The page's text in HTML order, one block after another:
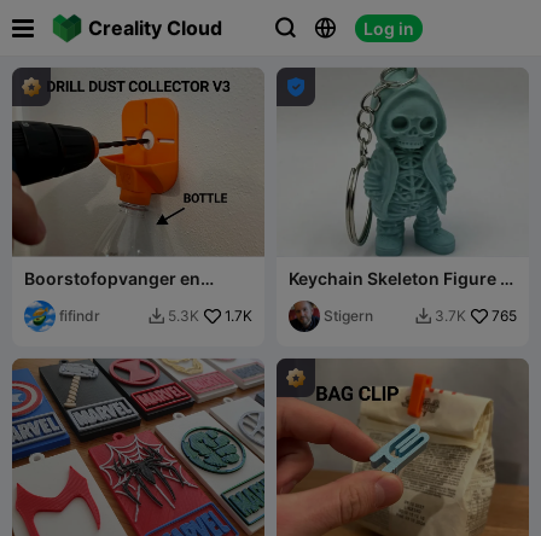
Creality Cloud   Log in

Boorstofopvanger en
geleider V3
fifindr  5.3K 1.7K

Keychain Skeleton Figure in
Hoodie
Stigern  3.7K 765